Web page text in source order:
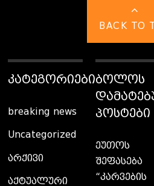
BACK TO
ᲙᲐᲢᲔᲒᲝᲠᲘᲔᲑᲘ
breaking news
Uncategorized
არქივი
აქტუალური
ᲑᲝᲚᲝᲡ
ᲞᲝᲡᲢᲔᲑᲘ
ეუთოს
შეფასება
“კარვების